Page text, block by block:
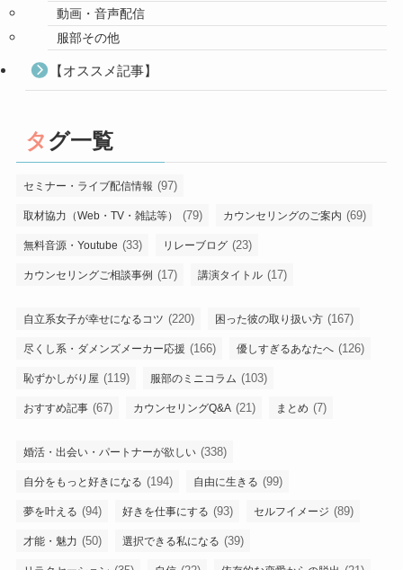
動画・音声配信
服部その他
【オススメ記事】
タグ一覧
セミナー・ライブ配信情報 (97)
取材協力（Web・TV・雑誌等） (79) カウンセリングのご案内 (69)
無料音源・Youtube (33) リレーブログ (23)
カウンセリングご相談事例 (17) 講演タイトル (17)
自立系女子が幸せになるコツ (220) 困った彼の取り扱い方 (167)
尽くし系・ダメンズメーカー応援 (166) 優しすぎるあなたへ (126)
恥ずかしがり屋 (119) 服部のミニコラム (103)
おすすめ記事 (67) カウンセリングQ&A (21) まとめ (7)
婚活・出会い・パートナーが欲しい (338)
自分をもっと好きになる (194) 自由に生きる (99)
夢を叶える (94) 好きを仕事にする (93) セルフイメージ (89)
才能・魅力 (50) 選択できる私になる (39)